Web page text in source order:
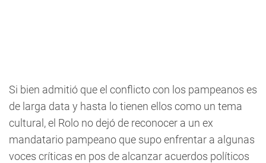
Si bien admitió que el conflicto con los pampeanos es
de larga data y hasta lo tienen ellos como un tema
cultural, el Rolo no dejó de reconocer a un ex
mandatario pampeano que supo enfrentar a algunas
voces críticas en pos de alcanzar acuerdos políticos